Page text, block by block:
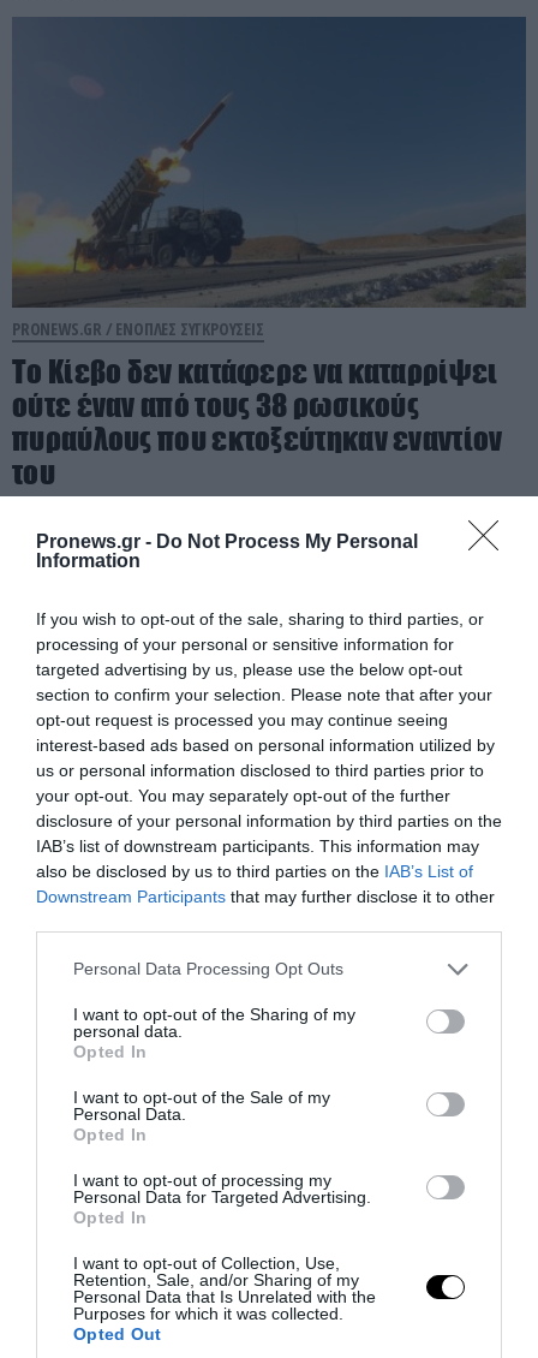
Pronews.gr - Do Not Process My Personal
Information
If you wish to opt-out of the sale, sharing to third parties, or
processing of your personal or sensitive information for
targeted advertising by us, please use the below opt-out
section to confirm your selection. Please note that after your
opt-out request is processed you may continue seeing
interest-based ads based on personal information utilized by
us or personal information disclosed to third parties prior to
your opt-out. You may separately opt-out of the further
disclosure of your personal information by third parties on the
IAB’s list of downstream participants. This information may
also be disclosed by us to third parties on the IAB’s List of
Downstream Participants that may further disclose it to other
Please note that this website/app uses one or more Google
not limited to your visit or usage behaviour. You may click to
grant or deny consent to Google and its third-party tags to
use your data for below specified purposes in below Google
consent section.
Personal Data Processing Opt Outs
I want to opt-out of the Sharing of my
personal data.
Opted In
I want to opt-out of the Sale of my
Personal Data.
Opted In
I want to opt-out of processing my
Personal Data for Targeted Advertising.
Opted In
I want to opt-out of Collection, Use,
Retention, Sale, and/or Sharing of my
Personal Data that Is Unrelated with the
Purposes for which it was collected.
Opted Out
PRONEWS.GR / ΕΝΟΠΛΕΣ ΣΥΓΚΡΟΥΣΕΙΣ
Το Κίεβο δεν κατάφερε να καταρρίψει
ούτε έναν από τους 38 ρωσικούς
πυραύλους που εκτοξεύτηκαν εναντίον
του
PRONEWS.GR /ΕΝΟΠΛΕΣ ΣΥΓΚΡΟΥΣΕΙΣ
Ουκρανία: Σε «στάχτες» μετατράπηκαν
στρατιωτικός εξοπλισμός και οχήματα
στο Κίεβο μετά από ρωσικά πλήγματα
(βίντεο)
06.08.2026 | 09:08